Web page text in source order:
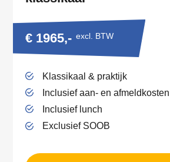
€ 1965,- excl. BTW
Klassikaal & praktijk
Inclusief aan- en
Inclusief lunch
Exclusief SOOB